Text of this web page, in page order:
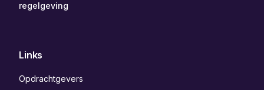
regelgeving
Links
Opdrachtgevers